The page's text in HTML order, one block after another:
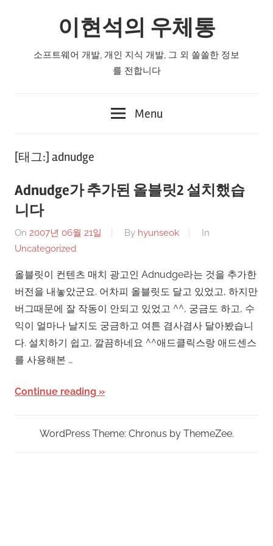
이현석의 우체통
소프트웨어 개발, 개인 지식 개발, 그 외 쏠쏠한 정보
를 전합니다
Menu
[태그:] adnudge
Adnudge가 추가된 올블릿2 설치했습
니다
On 2007년 06월 21일 By hyunseok
In
Uncategorized
올블릿이 컨텐츠 매치 광고인 Adnudge라는 것을 추가한
버전을 내놓았군요. 어차피 올블릿도 달고 있었고, 하지만
버그때문에 잘 작동이 안되고 있었고 ^^, 궁금도 하고, 수
익이 얼마나 날지도 궁금하고 여튼 겸사겸사 달아봤습니
다. 설치하기 쉽고, 깔끔하네요 ^^애드클릭스랑 애드센스
를 사용해본 …
Continue reading
WordPress Theme: Chronus by ThemeZee.